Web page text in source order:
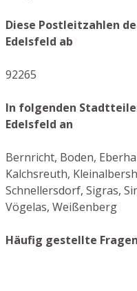
Diese Postleitzahlen
Edelsfeld ab
92265
In folgenden
Edelsfeld an
Bernricht, Boden,
Kalchsreuth,
Schnellersdorf, Sigras,
Vögelas, Weißenberg
Häufig gestellte